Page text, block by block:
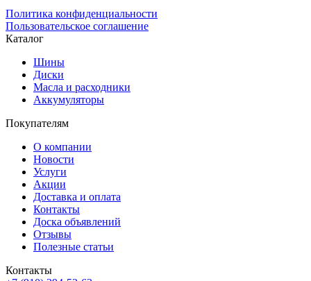
Политика конфиденциальности
Пользовательское соглашение
Каталог
Шины
Диски
Масла и расходники
Аккумуляторы
Покупателям
О компании
Новости
Услуги
Акции
Доставка и оплата
Контакты
Доска объявлений
Отзывы
Полезные статьи
Контакты